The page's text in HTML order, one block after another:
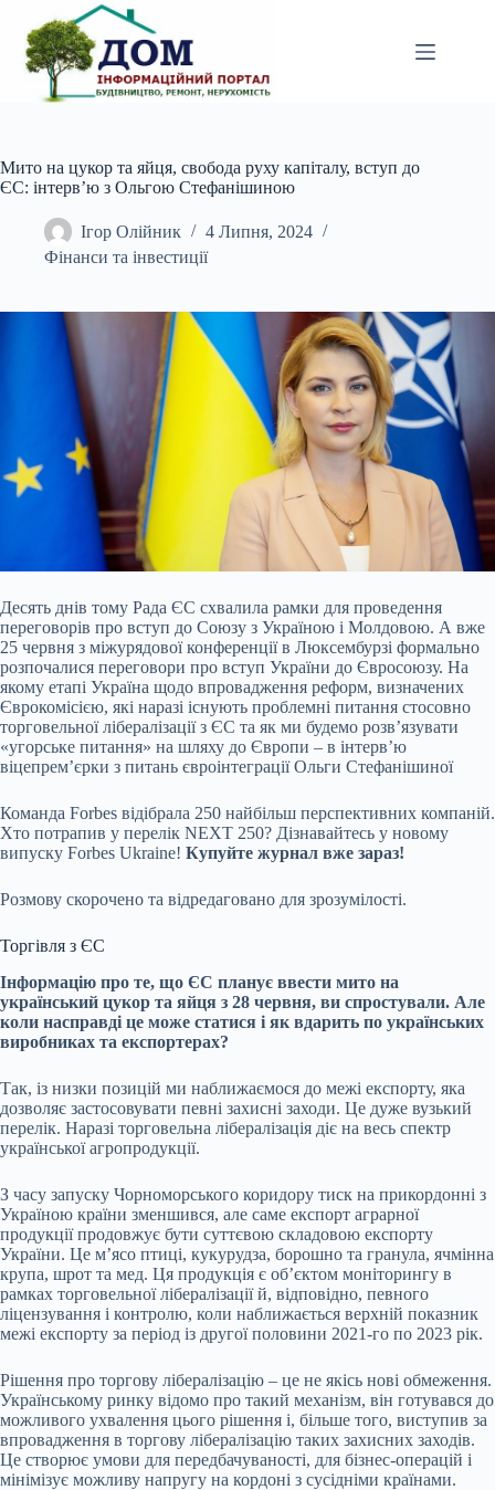
вмісту
Мито на цукор та яйця, свобода руху капіталу, вступ до
ЄС: інтерв’ю з Ольгою Стефанішиною
Ігор Олійник
4 Липня, 2024
Фінанси та інвестиції
Десять днів тому Рада ЄС схвалила рамки для проведення
переговорів про вступ до Союзу з Україною і Молдовою. А вже
25 червня з міжурядової конференції в Люксембурзі формально
розпочалися переговори про вступ України до Євросоюзу. На
якому етапі Україна щодо впровадження реформ, визначених
Єврокомісією, які наразі існують проблемні питання стосовно
торговельної лібералізації з ЄС та як ми будемо розвʼязувати
«угорське питання» на шляху до Європи – в інтервʼю
віцепремʼєрки з питань євроінтеграції Ольги Стефанішиної
Команда Forbes відібрала 250 найбільш перспективних компаній.
Хто потрапив у перелік NEXT 250? Дізнавайтесь у новому
випуску Forbes Ukraine! Купуйте журнал вже зараз!
Розмову скорочено та відредаговано для зрозумілості.
Торгівля з ЄС
Інформацію про те, що ЄС планує ввести мито на
український цукор та яйця з 28 червня, ви спростували. Але
коли насправді це може статися і як вдарить по українських
виробниках та експортерах?
Так, із низки позицій ми наближаємося до межі експорту, яка
дозволяє застосовувати певні захисні заходи. Це дуже вузький
перелік. Наразі торговельна лібералізація діє на весь спектр
української агропродукції.
З часу запуску Чорноморського коридору тиск на прикордонні з
Україною країни зменшився, але саме експорт аграрної
продукції продовжує бути суттєвою складовою експорту
України. Це мʼясо птиці, кукурудза, борошно та гранула, ячмінна
крупа, шрот та мед. Ця продукція є обʼєктом моніторингу в
рамках торговельної лібералізації й, відповідно, певного
ліцензування і контролю, коли наближається верхній показник
межі експорту за період із другої половини 2021-го по 2023 рік.
Рішення про торгову лібералізацію – це не якісь нові обмеження.
Українському ринку відомо про такий механізм, він готувався до
можливого ухвалення цього рішення і, більше того, виступив за
впровадження в торгову лібералізацію таких захисних заходів.
Це створює умови для передбачуваності, для бізнес-операцій і
мінімізує можливу напругу на кордоні з сусідніми країнами.